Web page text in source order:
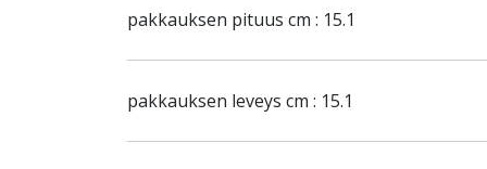
pakkauksen pituus cm : 15.1
pakkauksen leveys cm : 15.1